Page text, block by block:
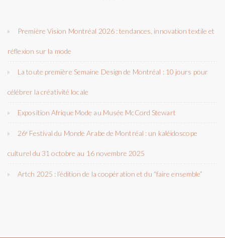
Première Vision Montréal 2026 : tendances, innovation textile et
réflexion sur la mode
La toute première Semaine Design de Montréal : 10 jours pour
célébrer la créativité locale
Exposition Afrique Mode au Musée McCord Stewart
26ᵉ Festival du Monde Arabe de Montréal : un kaléidoscope
culturel du 31 octobre au 16 novembre 2025
Artch 2025 : l’édition de la coopération et du “faire ensemble”